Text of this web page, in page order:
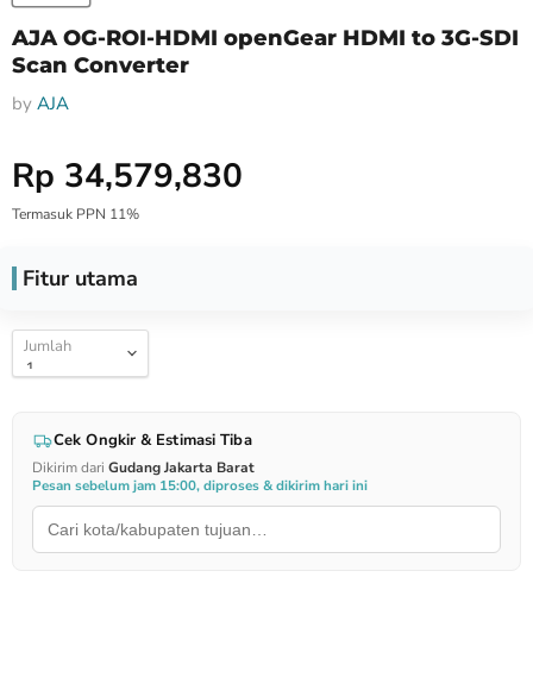
AJA OG-ROI-HDMI openGear HDMI to 3G-SDI
Scan Converter
by AJA
Harga Special
Rp 34,579,830
Termasuk PPN 11%
Fitur utama
Jumlah
Cek Ongkir & Estimasi Tiba
Dikirim dari Gudang Jakarta Barat
Pesan sebelum jam 15:00, diproses & dikirim hari ini